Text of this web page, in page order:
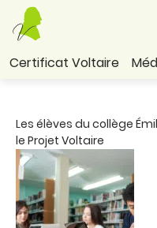
Certificat Voltaire
Les élèves du collège
le Projet Voltaire